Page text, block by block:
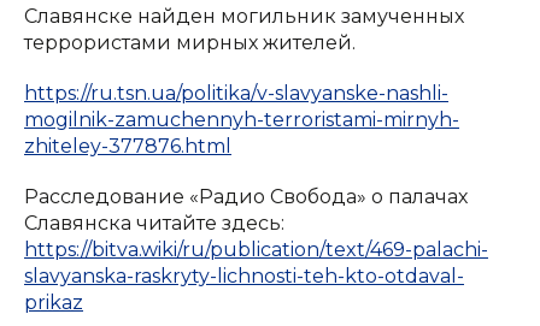
Славянске найден могильник замученных
террористами мирных жителей.
https://ru.tsn.ua/politika/v-slavyanske-nashli-
mogilnik-zamuchennyh-terroristami-mirnyh-
zhiteley-377876.html
Расследование «Радио Свобода» о палачах
Славянска читайте здесь:
https://bitva.wiki/ru/publication/text/469-palachi-
slavyanska-raskryty-lichnosti-teh-kto-otdaval-
prikaz